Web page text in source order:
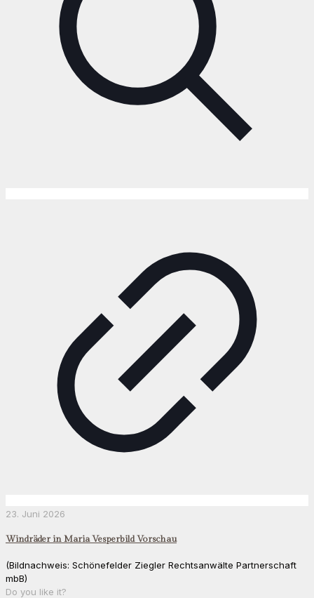
23. Juni 2026
Windräder in Maria Vesperbild Vorschau
(Bildnachweis: Schönefelder Ziegler Rechtsanwälte Partnerschaft
mbB)
Do you like it?